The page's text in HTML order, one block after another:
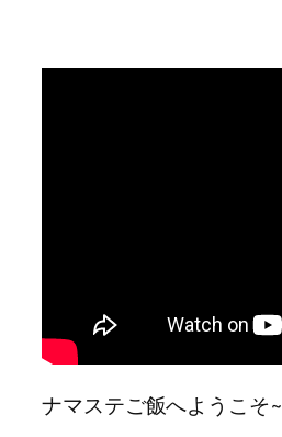
ナマステご飯へようこそ~